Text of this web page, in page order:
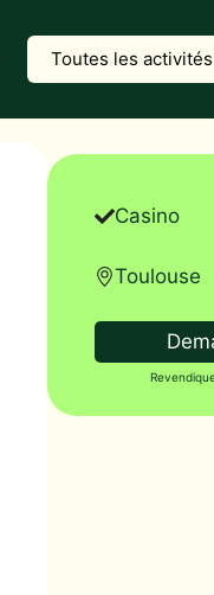
Toutes les
Casino
Toulouse